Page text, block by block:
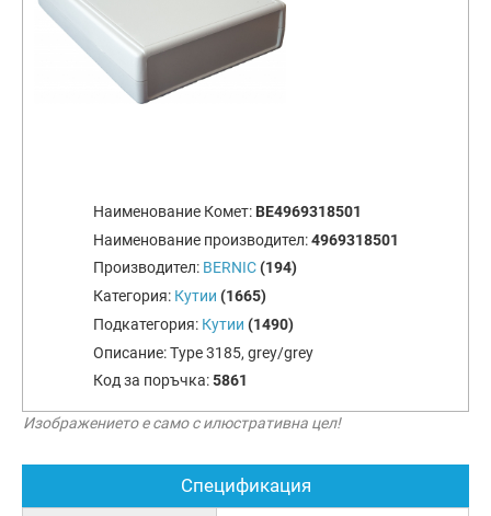
Наименование Комет: BE4969318501
Наименование производител:4969318501
Производител: BERNIC (194)
Категория: Кутии (1665)
Подкатегория: Кутии (1490)
Описание:Type 3185, grey/grey
Код за поръчка:5861
Изображението е само с илюстративна цел!
Спецификация